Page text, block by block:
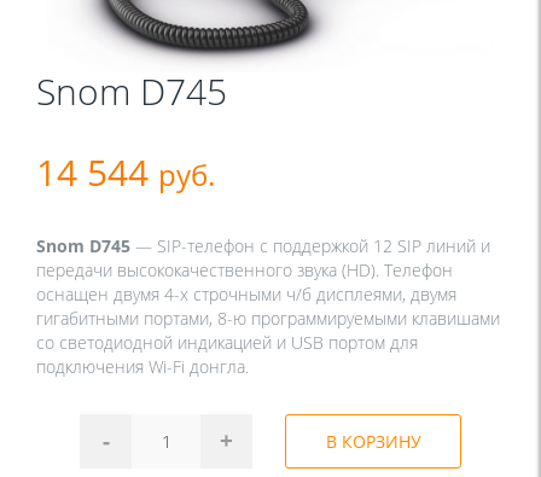
Snom D745
14 544 руб.
Snom D745 — SIP-телефон с поддержкой 12 SIP линий и
передачи высококачественного звука (HD). Телефон
оснащен двумя 4-х строчными ч/б дисплеями, двумя
гигабитными портами, 8-ю программируемыми клавишами
со светодиодной индикацией и USB портом для
подключения Wi-Fi донгла.
- + В КОРЗИНУ